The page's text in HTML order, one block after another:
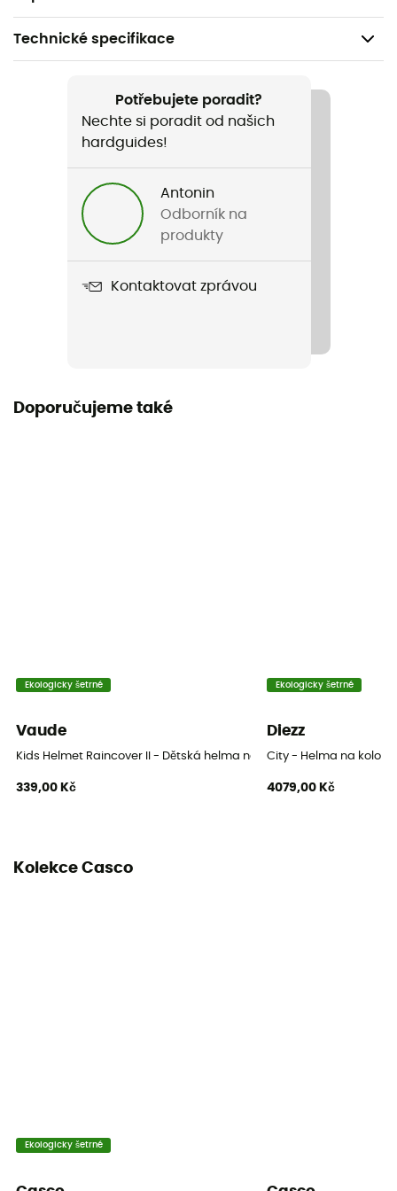
Technické specifikace
Horské kolo / Lyžování / Silniční kola
Název produktu
S : 52 - 56 cm
Konstrukce skořepiny
Ano
Certifikace
Norma CE
Individuální ochranné vybavení
Potřebujete poradit?
Nechte si poradit od našich
hardguides!
Antonin
Odborník na
produkty
Kontaktovat zprávou
Doporučujeme také
Ekologicky šetrné
Vaude
Kids Helmet Raincover II - Dětská helma na kolo
339,00 Kč
Ekologicky šetrné
Diezz
City - Helma na kolo
4079,00 Kč
Kolekce Casco
Ekologicky šetrné